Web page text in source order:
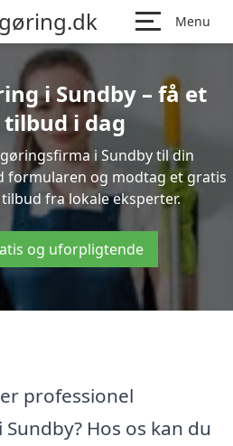
Menu
i Sundby – få et
i dag
i Sundby til din
formularen og modtag et gratis
fra lokale eksperter.
og uforpligtende
professionel
Hos os kan du